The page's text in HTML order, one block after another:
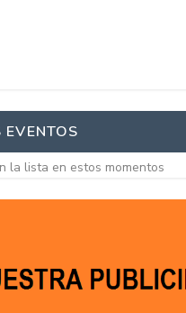
la lista en estos momentos